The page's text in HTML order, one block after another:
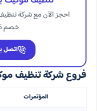
احجز الآن مع شركة
خصم 25% على أول زيارة
اتصل
فروع شركة تنظيف
المؤتمرات